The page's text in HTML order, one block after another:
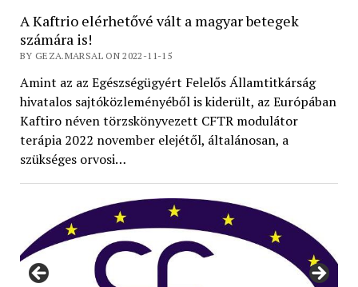
A Kaftrio elérhetővé vált a magyar betegek
számára is!
BY GEZA.MARSAL ON 2022-11-15
Amint az az Egészségügyért Felelős Államtitkárság
hivatalos sajtóközleményéből is kiderült, az Európában
Kaftiro néven törzskönyvezett CFTR modulátor
terápia 2022 november elejétől, általánosan, a
szükséges orvosi…